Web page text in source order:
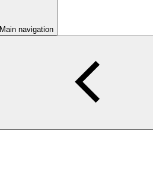
Main navigation